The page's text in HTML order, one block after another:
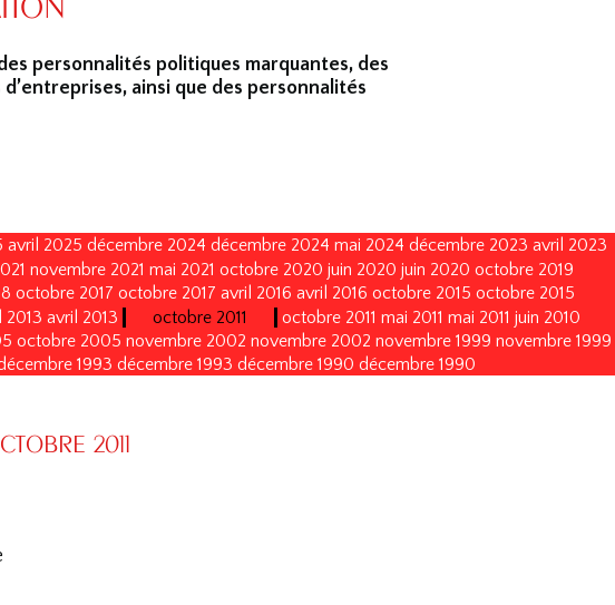
personnalités politiques marquantes, des
ainsi que des personnalités
avril 2025 décembre 2024 décembre 2024 mai 2024 décembre 2023 avril 2023
novembre 2021 mai 2021 octobre 2020 juin 2020 juin 2020 octobre 2019
octobre 2017 octobre 2017 avril 2016 avril 2016 octobre 2015 octobre 2015
2013 avril 2013 octobre 2011 octobre 2011 mai 2011 mai 2011 juin 2010
octobre 2005 novembre 2002 novembre 2002 novembre 1999 novembre 1999
1993 décembre 1993 décembre 1990 décembre 1990
2011